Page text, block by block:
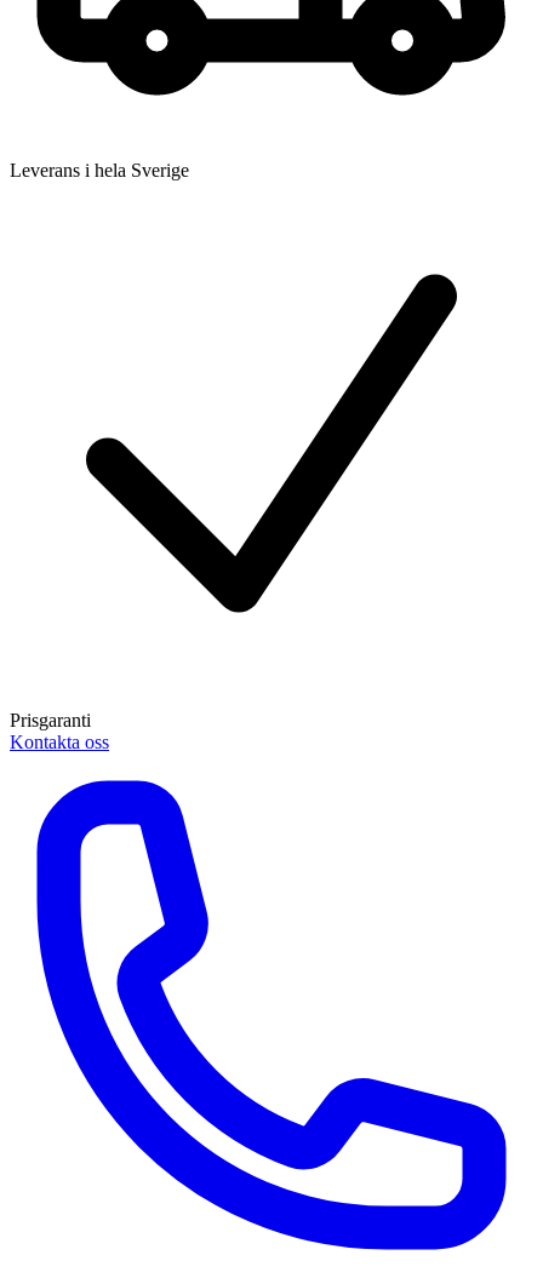
Leverans i hela Sverige
Prisgaranti
Kontakta oss